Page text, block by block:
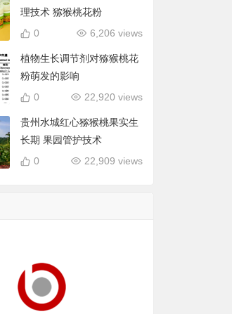
理技术 猕猴桃花粉
6,206 views
0
植物生长调节剂对猕猴桃花
粉萌发的影响
22,920 views
0
贵州水城红心猕猴桃果实生
长期 果园管护技术
22,909 views
0